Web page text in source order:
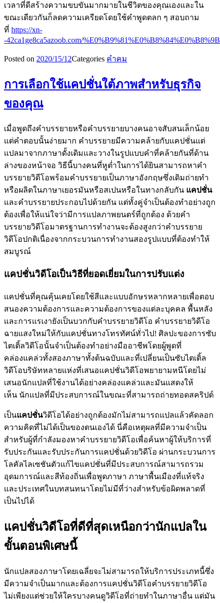
เวลาที่ดีสร้างความขบขันมากมายในชีวิตของคุณเองและใน
ขณะเดียวกันก็ลดความเครียดโดยใช้คำพูดตลก ๆ สอบถาม
ที่ https://xn-
-42ca1ge8ca5azoob.com/
Posted on 2020/15/12Categories คำคม
การเลือกใช้แคปชั่นใต้ภาพสำหรับธุรกิจ
ของคุณ
เมื่อพูดถึงคำบรรยายหรือคำบรรยายบางคนอาจสับสนเล็กน้อย
แต่คำตอบนั้นง่ายมาก คำบรรยายมีความคล้ายกับแคปชั่นแต่
แปลมาจากภาษาดั้งเดิมและวางในรูปแบบคำที่คล้ายกันที่ด้าน
ล่างของหน้าจอ วิธีนี้บางคนที่หูต่ำในการได้ยินสามารถหาคำ
บรรยายวิดีโอพร้อมคำบรรยายเป็นภาษาอังกฤษซึ่งเดิมถ่ายทำ
หรือผลิตในภาษาเยอรมันหรือสเปนหรือในทางกลับกัน แคปชั่น
และคำบรรยายประกอบไปด้วยกัน แต่ทั้งคู่จำเป็นต้องทำอย่างถูก
ต้องเพื่อให้แน่ใจว่ามีการแปลภาพยนตร์ที่ถูกต้อง ด้วยคำ
บรรยายวิดีโอมาตรฐานการทำงานจะต้องสูงกว่าคำบรรยาย
วิดีโอปกติเนื่องจากกระบวนการทำงานสองรูปแบบที่ต้องทำให้
สมบูรณ์
แคปชั่นวิดีโอเป็นวิธีที่ยอดเยี่ยมในการปรับแต่ง
แคปชั่นที่คุณคุ้นเคยโดยใช้สีและแบบอักษรหลากหลายเพื่อตอบ
สนองความต้องการและความต้องการของแต่ละบุคคล พื้นหลัง
และการแรเงายังเป็นบวกกับคำบรรยายวิดีโอ คำบรรยายวิดีโอ
ฉายแสงใหม่ให้กับแคปชั่นทางโทรทัศน์ทั่วไป! ศิลปะของการซับ
ไตเติ้ลวิดีโอนั้นจำเป็นต้องทำอย่างมืออาชีพโดยผู้พูดที่
คล่องแคล่วทั้งสองภาษาทั้งต้นฉบับและที่เปลี่ยนเป็นซับไตเติ้ล
วิดีโอบริษัทหลายแห่งที่เสนอแคปชั่นวิดีโอพยายามหนีโดยไม่
เสนอนักแปลที่ใช้งานได้อย่างคล่องแคล่วและมันแสดงให้
เห็น นักแปลที่มีประสบการณ์ในขณะที่สามารถถ่ายทอดสคริปต์
เป็นแคปชั่นวิดีโอได้อย่างถูกต้องมักไม่สามารถแปลแล้วคัดลอก
ความคิดที่ไม่ได้เป็นของตนเองได้ นี่คือเหตุผลที่มีความจำเป็น
สำหรับผู้ที่กำลังมองหาคำบรรยายวิดีโอเพื่อค้นหาผู้ให้บริการที่
รับประกันและรับประกันการแคปชั่นด้วยวิดีโอ ผ่านกระบวนการ
โลคัลไลเซชันตัวแก้ไขแคปชั่นที่มีประสบการณ์สามารถรวม
อุดมการณ์และสีท้องถิ่นเพื่อพูดภาษา ภาษาพื้นเมืองที่แท้จริง
และประเทศในบทสนทนาโดยไม่มีที่ว่างสำหรับข้อผิดพลาดที่
เป็นไปได้
แคปชั่นวิดีโอที่ดีที่สุดเหนือกว่านักแปลใน
ขั้นตอนพิเศษนี้
นักแปลสองภาษาโดยเฉลี่ยจะไม่สามารถให้บริการประเภทนี้ซึ่ง
มีความจำเป็นมากและต้องการแคปชั่นวิดีโอคำบรรยายวิดีโอ
ไม่เพียงแต่ช่วยให้ใครบางคนดูวิดีโอที่ถ่ายทำในภาษาอื่น แต่มัน